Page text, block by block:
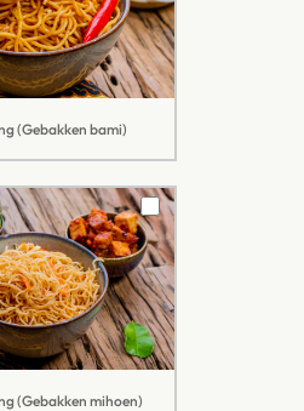
(Gebakken bami)
(Gebakken mihoen)